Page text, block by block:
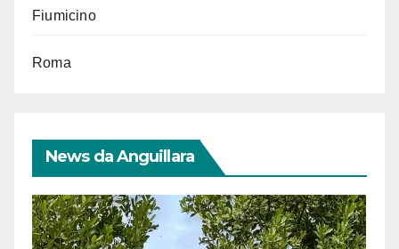
Fiumicino
Roma
News da Anguillara